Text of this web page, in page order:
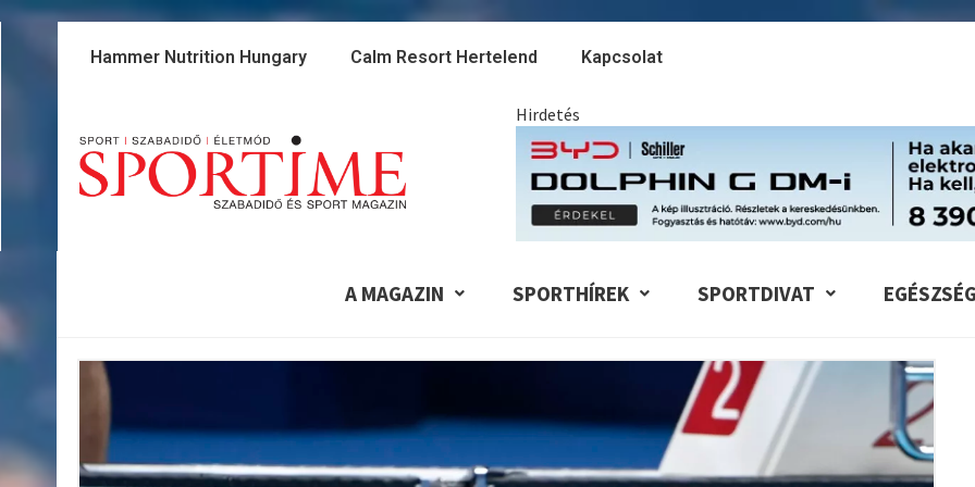
Skip
Hammer Nutrition Hungary Calm Resort Hertelend Kapcsolat
Hirdetés
A MAGAZIN SPORTHÍREK SPORTDIVAT EGÉSZSÉG